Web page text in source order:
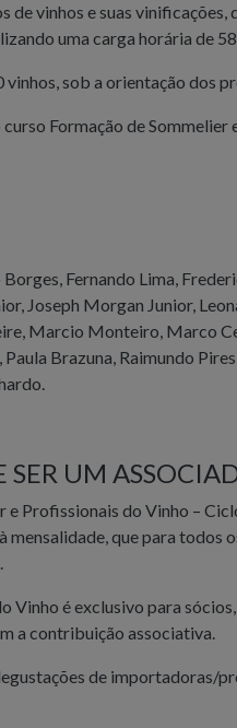
vinhos e suas vinificações,
uma carga horária de
sob a orientação dos
curso Formação de Sommelier
Fernando Lima,
Joseph Morgan Junior,
Marcio Monteiro, Marco
Brazuna, Raimundo
SER UM
Profissionais do Vinho –
que para todos
Vinho é exclusivo para
a contribuição associativa.
de importadoras/